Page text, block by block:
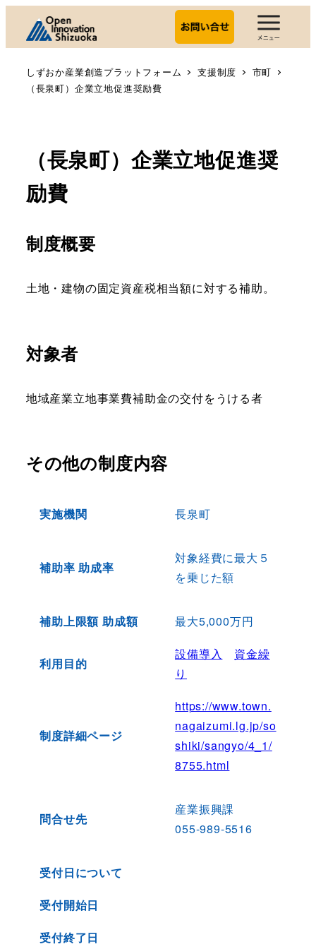
しずおか産業創造プラットフォーム 支援制度
市町
（長泉町）企業立地促進奨励費
（長泉町）企業立地促進奨
励費
制度概要
土地・建物の固定資産税相当額に対する補助。
対象者
地域産業立地事業費補助金の交付をうける者
その他の制度内容
実施機関 長泉町
補助率 助成率
対象経費に最大５
を乗じた額
補助上限額 助成額 最大5,000万円
利用目的
設備導入
資金繰
り
制度詳細ページ
https://www.town.
nagaizumi.lg.jp/so
shiki/sangyo/4_1/
8755.html
問合せ先
産業振興課
055-989-5516
受付日について
受付開始日
受付終了日